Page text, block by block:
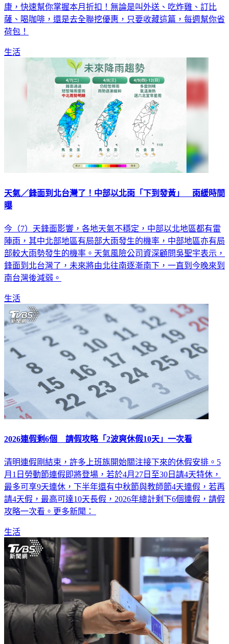
康，快速幫你掌握本月折扣！無論是叫外送、吃炸雞、訂比
薩、喝咖啡，還是去全聯挖優惠，只要收藏這篇，每週幫你省
荷包！
生活
天氣／鋒面到北台灣了！中部以北雨「下到發黃」 雨緩時間
曝
今（7）天鋒面影響，各地天氣不穩定，中部以北地區都有雷
陣雨，其中北部地區有局部大雨發生的機率，中部地區亦有局
部較大雨勢發生的機率。天氣風險公司資深顧問吳聖宇表示，
鋒面到北台灣了，未來將由北往南逐漸南下，一直到今晚來到
南台灣後減弱。
生活
2026連假剩6個 請假攻略「2波爽休假10天」一次看
清明連假剛結束，許多上班族開始關注接下來的休假安排。5
月1日勞動節連假即將登場，若於4月27日至30日請4天特休，
最多可享9天連休，下半年還有中秋節與教師節4天連假，若再
請4天假，最高可達10天長假，2026年總計剩下6個連假，請假
攻略一次看。更多新聞：
生活